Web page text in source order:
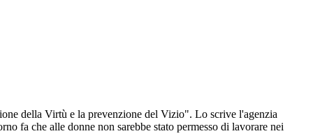
della Virtù e la prevenzione del Vizio". Lo scrive l'agenzia
fa che alle donne non sarebbe stato permesso di lavorare nei